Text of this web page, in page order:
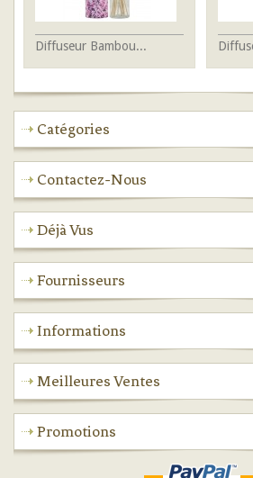
Diffuseur Bambou...
Catégories
Contactez-Nous
Déjà Vus
Fournisseurs
Informations
Meilleures Ventes
Promotions